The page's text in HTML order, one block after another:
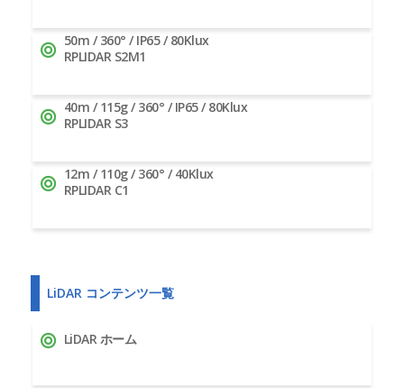
50m / 360° / IP65 / 80Klux
RPLIDAR S2M1
40m / 115g / 360° / IP65 / 80Klux
RPLIDAR S3
12m / 110g / 360° / 40Klux
RPLIDAR C1
LiDAR コンテンツ一覧
LiDAR ホーム